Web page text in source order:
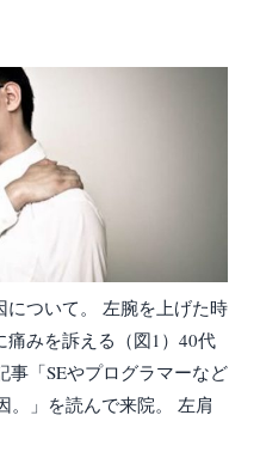
ついて。 左腕を上げた時
みを訴える（図1）40代
事「SEやプログラマーなど
。」を読んで来院。 左肩